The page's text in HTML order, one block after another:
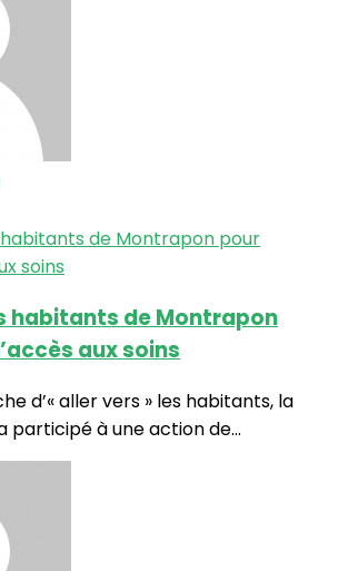
habitants de Montrapon
aux soins
d’« aller vers » les habitants, la
participé à une action de...